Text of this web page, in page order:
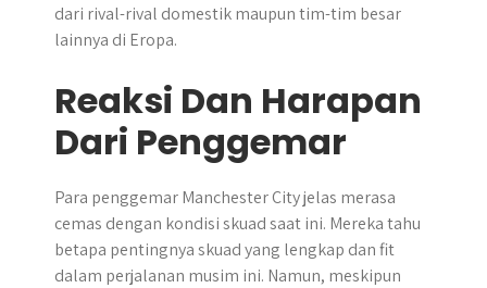
dari rival-rival domestik maupun tim-tim besar
lainnya di Eropa.
Reaksi Dan Harapan
Dari Penggemar
Para penggemar Manchester City jelas merasa
cemas dengan kondisi skuad saat ini. Mereka tahu
betapa pentingnya skuad yang lengkap dan fit
dalam perjalanan musim ini. Namun, meskipun